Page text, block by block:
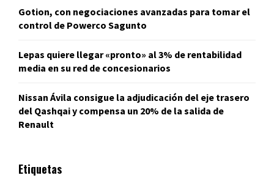
Gotion, con negociaciones avanzadas para tomar el
control de Powerco Sagunto
Lepas quiere llegar «pronto» al 3% de rentabilidad
media en su red de concesionarios
Nissan Ávila consigue la adjudicación del eje trasero
del Qashqai y compensa un 20% de la salida de
Renault
Etiquetas